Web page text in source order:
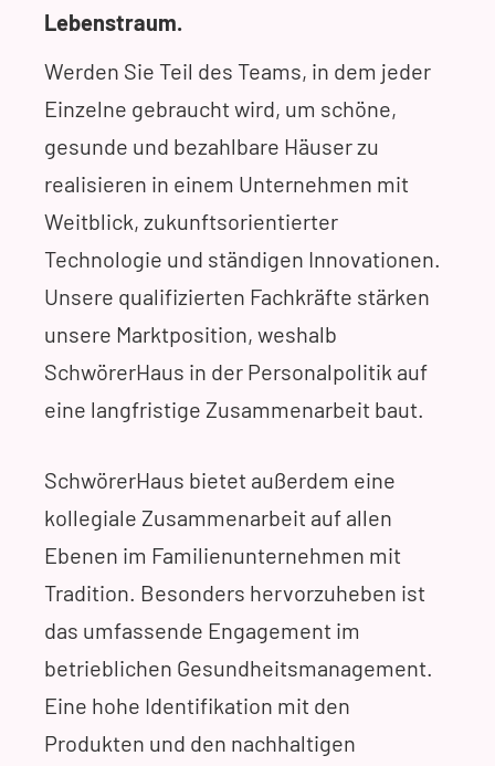
Lebenstraum.
Werden Sie Teil des Teams, in dem jeder
Einzelne gebraucht wird, um schöne,
gesunde und bezahlbare Häuser zu
realisieren in einem Unternehmen mit
Weitblick, zukunftsorientierter
Technologie und ständigen Innovationen.
Unsere qualifizierten Fachkräfte stärken
unsere Marktposition, weshalb
SchwörerHaus in der Personalpolitik auf
eine langfristige Zusammenarbeit baut.
SchwörerHaus bietet außerdem eine
kollegiale Zusammenarbeit auf allen
Ebenen im Familienunternehmen mit
Tradition. Besonders hervorzuheben ist
das umfassende Engagement im
betrieblichen Gesundheitsmanagement.
Eine hohe Identifikation mit den
Produkten und den nachhaltigen